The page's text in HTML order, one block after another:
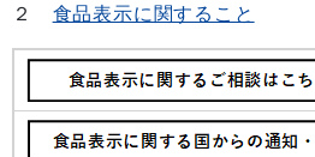
２ 食品表示に関すること